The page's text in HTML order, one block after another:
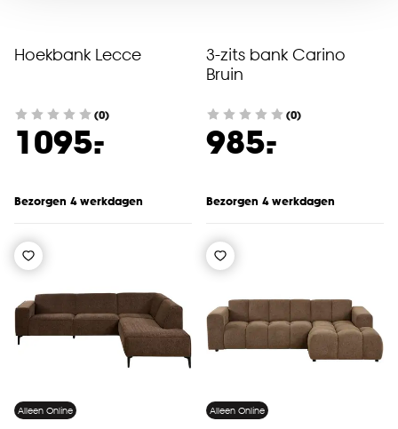
klikken.
kan aanpassen, bekijk hiervoor onze
cookieverklaring
Hoekbank Lecce
(0)
1095.
-
Bezorgen 4 werkdagen
3-zits bank Carino
Bruin
(0)
985.
-
Bezorgen 4 werkdagen
Alleen Online Alleen Online